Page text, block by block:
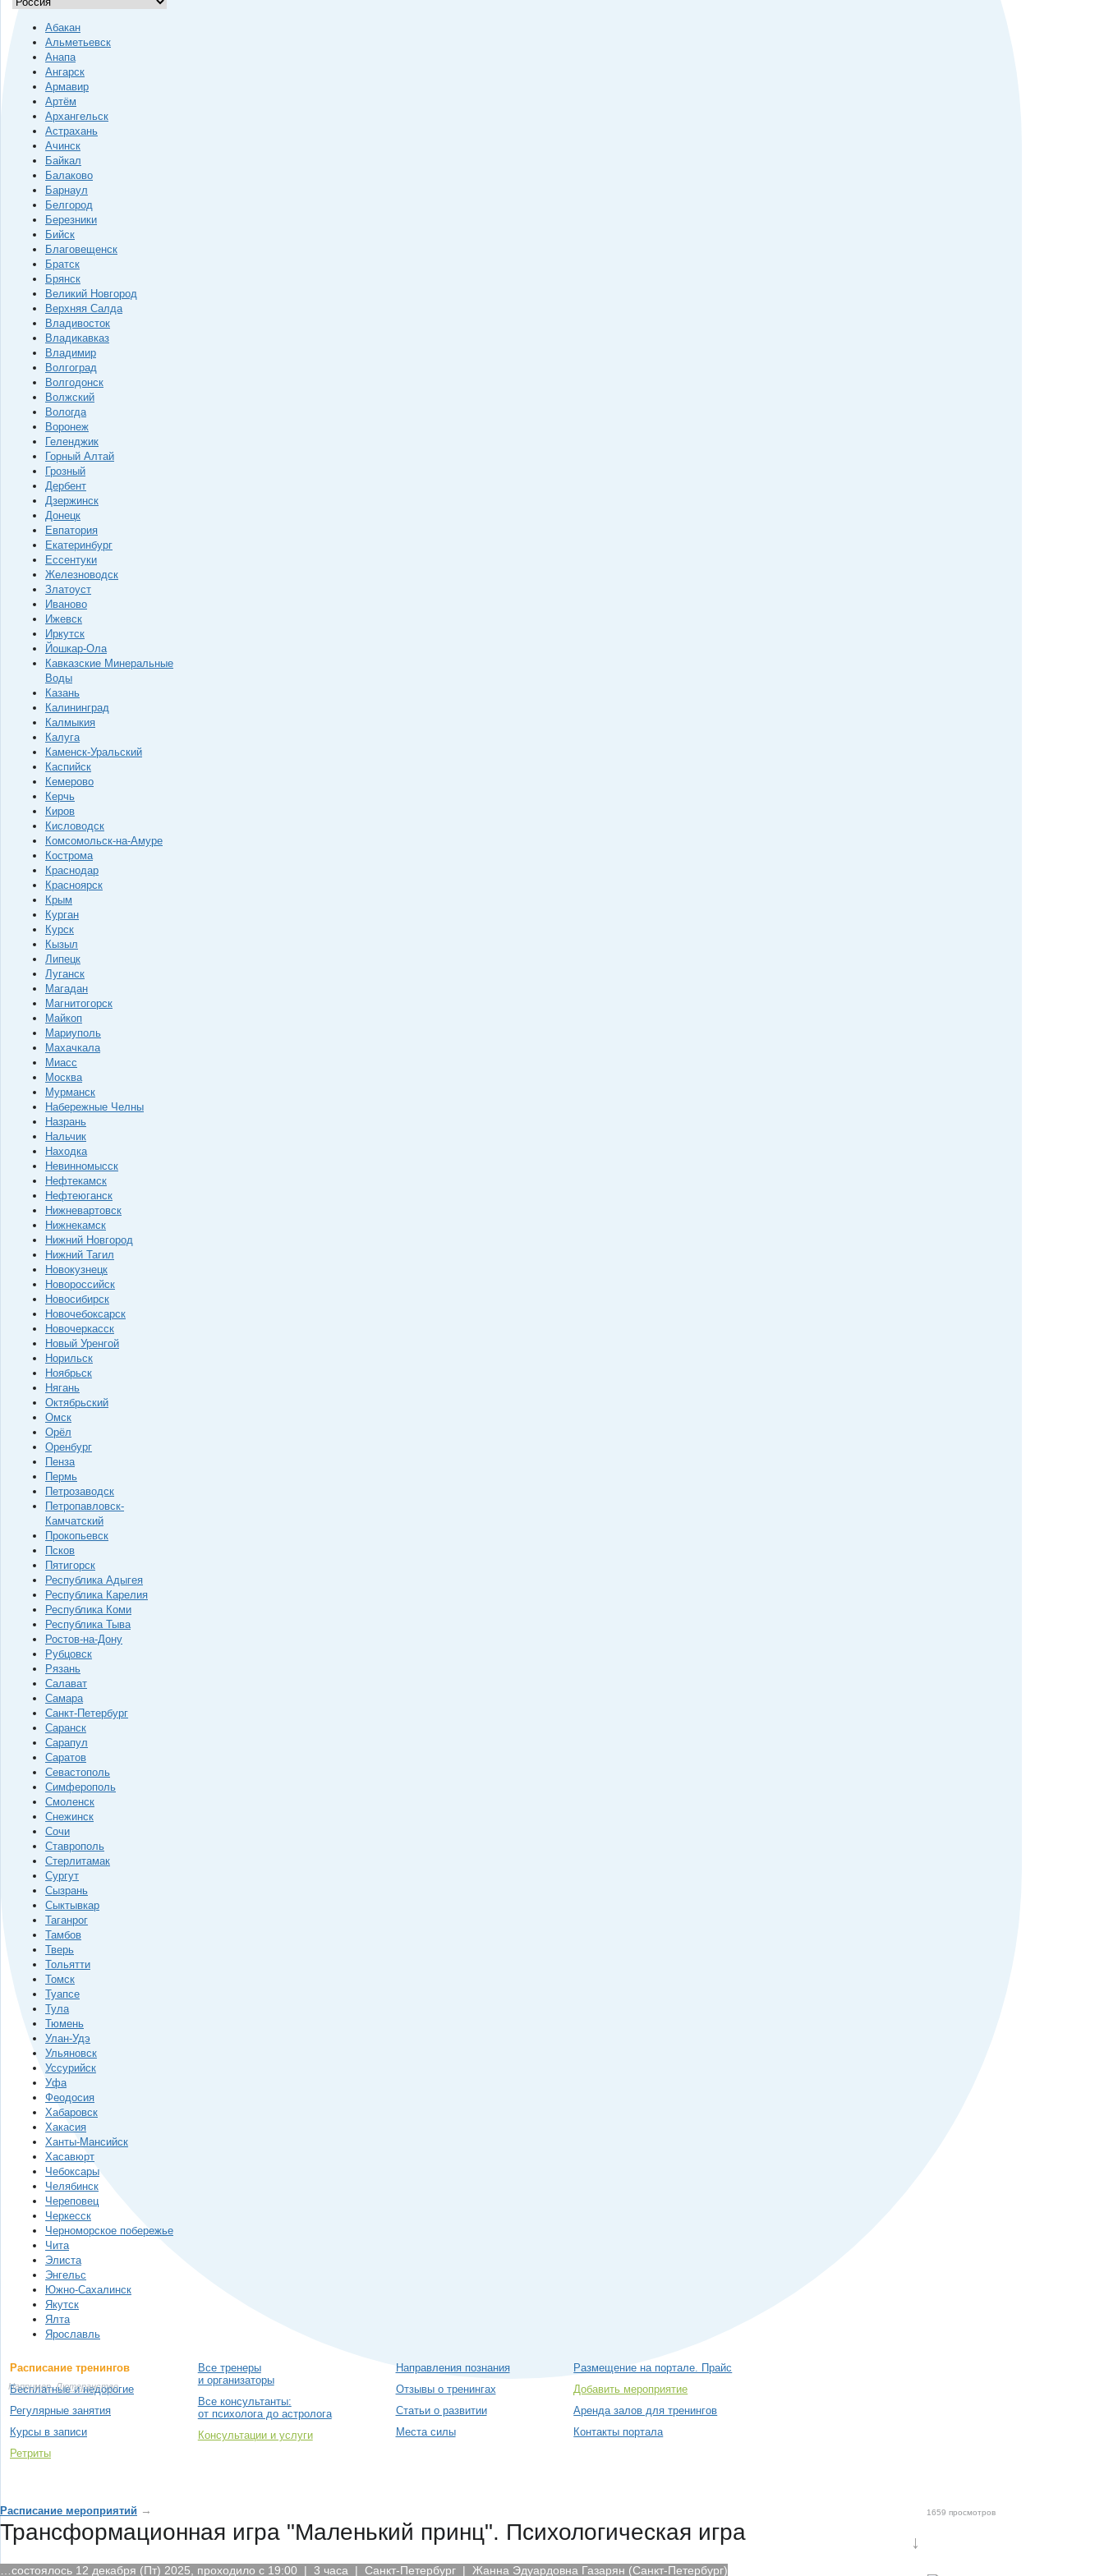
Абакан
Альметьевск
Анапа
Ангарск
Армавир
Артём
Архангельск
Астрахань
Ачинск
Байкал
Балаково
Барнаул
Белгород
Березники
Бийск
Благовещенск
Братск
Брянск
Великий Новгород
Верхняя Салда
Владивосток
Владикавказ
Владимир
Волгоград
Волгодонск
Волжский
Вологда
Воронеж
Геленджик
Горный Алтай
Грозный
Дербент
Дзержинск
Донецк
Евпатория
Екатеринбург
Ессентуки
Железноводск
Златоуст
Иваново
Ижевск
Иркутск
Йошкар-Ола
Кавказские Минеральные
Воды
Казань
Калининград
Калмыкия
Калуга
Каменск-Уральский
Каспийск
Кемерово
Керчь
Киров
Кисловодск
Комсомольск-на-Амуре
Кострома
Краснодар
Красноярск
Крым
Курган
Курск
Кызыл
Липецк
Луганск
Магадан
Магнитогорск
Майкоп
Мариуполь
Махачкала
Миасс
Москва
Мурманск
Набережные Челны
Назрань
Нальчик
Находка
Невинномысск
Нефтекамск
Нефтеюганск
Нижневартовск
Нижнекамск
Нижний Новгород
Нижний Тагил
Новокузнецк
Новороссийск
Новосибирск
Новочебоксарск
Новочеркасск
Новый Уренгой
Норильск
Ноябрьск
Нягань
Октябрьский
Омск
Орёл
Оренбург
Пенза
Пермь
Петрозаводск
Петропавловск-
Камчатский
Прокопьевск
Псков
Пятигорск
Республика Адыгея
Республика Карелия
Республика Коми
Республика Тыва
Ростов-на-Дону
Рубцовск
Рязань
Салават
Самара
Санкт-Петербург
Саранск
Сарапул
Саратов
Севастополь
Симферополь
Смоленск
Снежинск
Сочи
Ставрополь
Стерлитамак
Сургут
Сызрань
Сыктывкар
Таганрог
Тамбов
Тверь
Тольятти
Томск
Туапсе
Тула
Тюмень
Улан-Удэ
Ульяновск
Уссурийск
Уфа
Феодосия
Хабаровск
Хакасия
Ханты-Мансийск
Хасавюрт
Чебоксары
Челябинск
Череповец
Черкесск
Черноморское побережье
Чита
Элиста
Энгельс
Южно-Сахалинск
Якутск
Ялта
Ярославль
Например, Лютеранство
Расписание тренингов
Бесплатные и недорогие
Регулярные занятия
Курсы в записи
Ретриты
Все тренеры
и организаторы
Все консультанты:
от психолога до астролога
Консультации и услуги
Направления познания
Отзывы о тренингах
Статьи о развитии
Места силы
Размещение на портале. Прайс
Добавить мероприятие
Аренда залов для тренингов
Контакты портала
↓
Расписание мероприятий →
Трансформационная игра "Маленький принц". Психологическая игра
1659 просмотров
…состоялось 12 декабря (Пт) 2025, проходило с 19:00 | 3 часа | Санкт-Петербург | Жанна Эдуардовна Газарян (Санкт-Петербург)